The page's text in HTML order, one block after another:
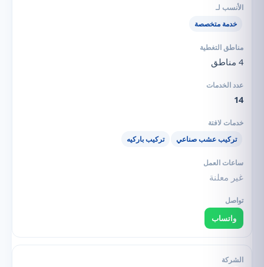
خدمة متخصصة
4 مناطق
14
تركيب عشب صناعي تركيب باركيه
غير معلنة
واتساب